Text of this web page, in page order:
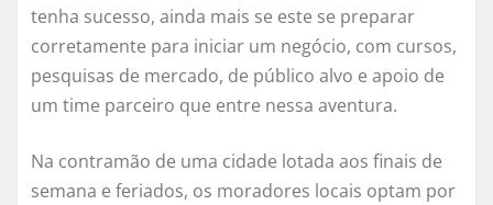
tenha sucesso, ainda mais se este se preparar
corretamente para iniciar um negócio, com cursos,
pesquisas de mercado, de público alvo e apoio de
um time parceiro que entre nessa aventura.
Na contramão de uma cidade lotada aos finais de
semana e feriados, os moradores locais optam por